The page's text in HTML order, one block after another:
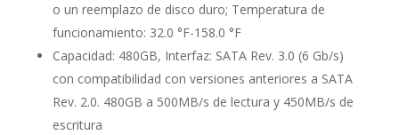
o un reemplazo de disco duro; Temperatura de
funcionamiento: 32.0 °F-158.0 °F
Capacidad: 480GB, Interfaz: SATA Rev. 3.0 (6 Gb/s)
con compatibilidad con versiones anteriores a SATA
Rev. 2.0. 480GB a 500MB/s de lectura y 450MB/s de
escritura